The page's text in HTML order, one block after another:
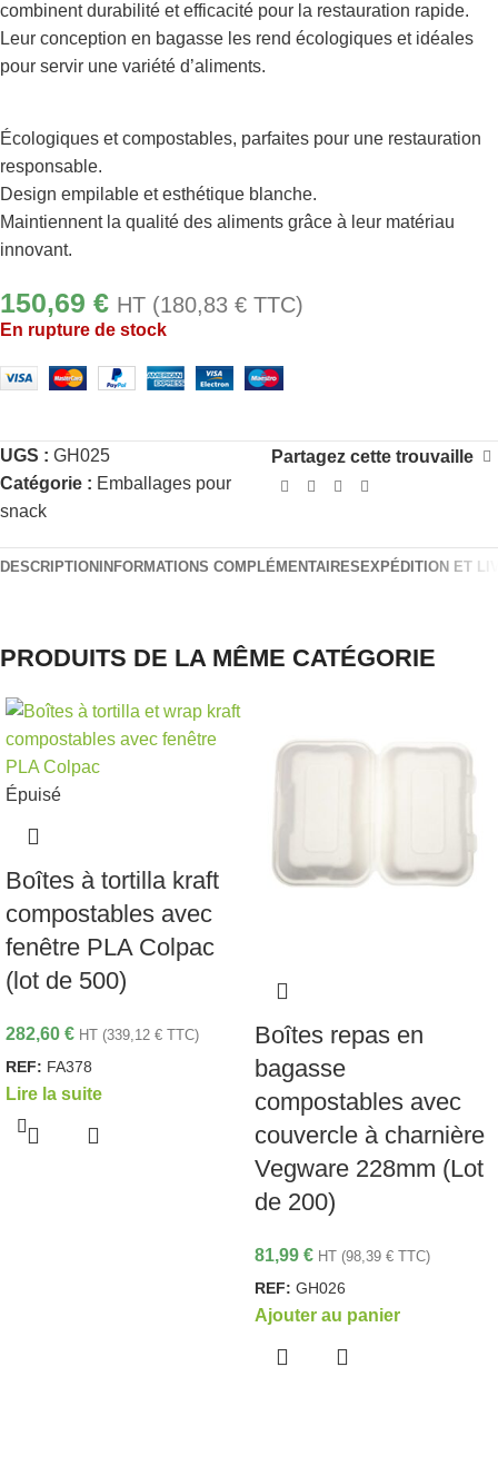
combinent durabilité et efficacité pour la restauration rapide.
Leur conception en bagasse les rend écologiques et idéales
pour servir une variété d’aliments.
Écologiques et compostables, parfaites pour une restauration
responsable.
Design empilable et esthétique blanche.
Maintiennent la qualité des aliments grâce à leur matériau
innovant.
150,69 € HT (180,83 € TTC)
En rupture de stock
UGS : GH025
Catégorie : Emballages pour
snack
Partagez cette trouvaille
DESCRIPTION INFORMATIONS COMPLÉMENTAIRES EXPÉDITION ET
PRODUITS DE LA MÊME CATÉGORIE
Épuisé
Boîtes à tortilla kraft
compostables avec
fenêtre PLA Colpac
(lot de 500)
282,60 € HT (339,12 € TTC)
REF: FA378
Lire la suite
Boîtes repas en
bagasse
compostables avec
couvercle à charnière
Vegware 228mm (Lot
de 200)
81,99 € HT (98,39 € TTC)
REF: GH026
Ajouter au panier